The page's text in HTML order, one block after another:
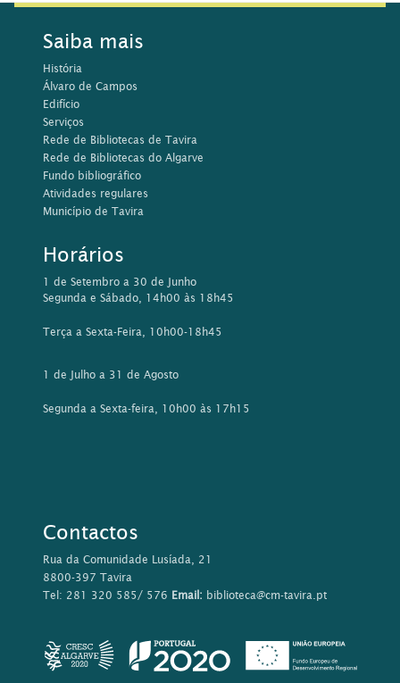
Saiba mais
História
Álvaro de Campos
Edifício
Serviços
Rede de Bibliotecas de Tavira
Rede de Bibliotecas do Algarve
Fundo bibliográfico
Atividades regulares
Município de Tavira
Horários
1 de Setembro a 30 de Junho
Segunda e Sábado, 14h00 às 18h45
Terça a Sexta-Feira, 10h00-18h45
1 de Julho a 31 de Agosto
Segunda a Sexta-feira, 10h00 às 17h15
Contactos
Rua da Comunidade Lusíada, 21
8800-397 Tavira
Tel: 281 320 585/ 576 Email: biblioteca@cm-tavira.pt